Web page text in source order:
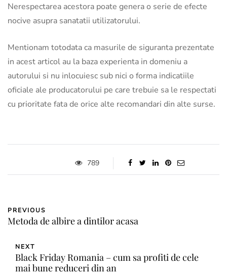
Nerespectarea acestora poate genera o serie de efecte
nocive asupra sanatatii utilizatorului.
Mentionam totodata ca masurile de siguranta prezentate
in acest articol au la baza experienta in domeniu a
autorului si nu inlocuiesc sub nici o forma indicatiile
oficiale ale producatorului pe care trebuie sa le respectati
cu prioritate fata de orice alte recomandari din alte surse.
789
PREVIOUS
Metoda de albire a dintilor acasa
NEXT
Black Friday Romania – cum sa profiti de cele
mai bune reduceri din an